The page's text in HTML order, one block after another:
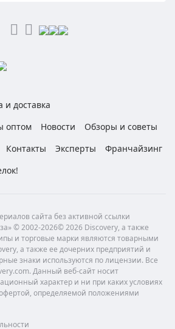
и доставка
оптом
Новости
Обзоры и советы
Контакты Эксперты
Франчайзинг
сайта без активной ссылки
© 2002-2026© 2026 Discovery, а также
и торговые марки являются товарными
а также ее дочерних предприятий и
знаки используются по лицензии. Все
Данный веб-сайт носит
характер и ни при каких условиях
определяемой положениями